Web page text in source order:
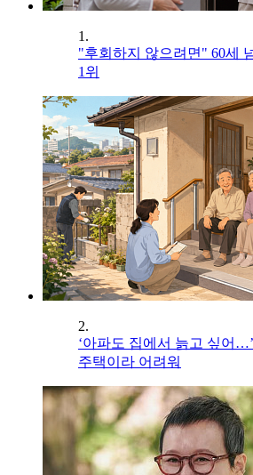
1.
"후회하지 않으려면" 60세
1위
2.
‘아파도 집에서 늙고 싶어
주택이라 어려워